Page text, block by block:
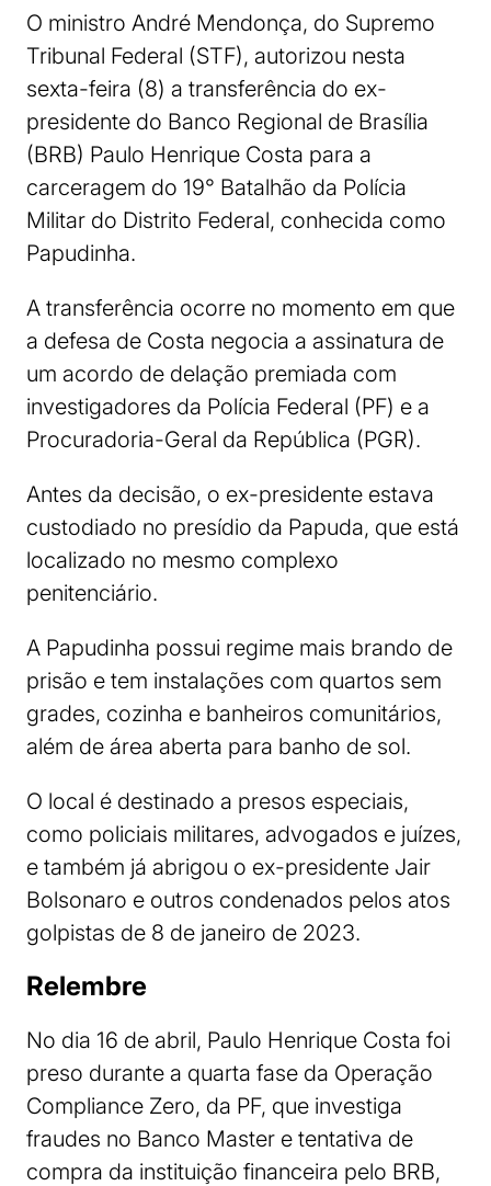
O ministro André Mendonça, do Supremo
Tribunal Federal (STF), autorizou nesta
sexta-feira (8) a transferência do ex-
presidente do Banco Regional de Brasília
(BRB) Paulo Henrique Costa para a
carceragem do 19° Batalhão da Polícia
Militar do Distrito Federal, conhecida como
Papudinha.
A transferência ocorre no momento em que
a defesa de Costa negocia a assinatura de
um acordo de delação premiada com
investigadores da Polícia Federal (PF) e a
Procuradoria-Geral da República (PGR).
Antes da decisão, o ex-presidente estava
custodiado no presídio da Papuda, que está
localizado no mesmo complexo
penitenciário.
A Papudinha possui regime mais brando de
prisão e tem instalações com quartos sem
grades, cozinha e banheiros comunitários,
além de área aberta para banho de sol.
O local é destinado a presos especiais,
como policiais militares, advogados e juízes,
e também já abrigou o ex-presidente Jair
Bolsonaro e outros condenados pelos atos
golpistas de 8 de janeiro de 2023.
Relembre
No dia 16 de abril, Paulo Henrique Costa foi
preso durante a quarta fase da Operação
Compliance Zero, da PF, que investiga
fraudes no Banco Master e tentativa de
compra da instituição financeira pelo BRB,